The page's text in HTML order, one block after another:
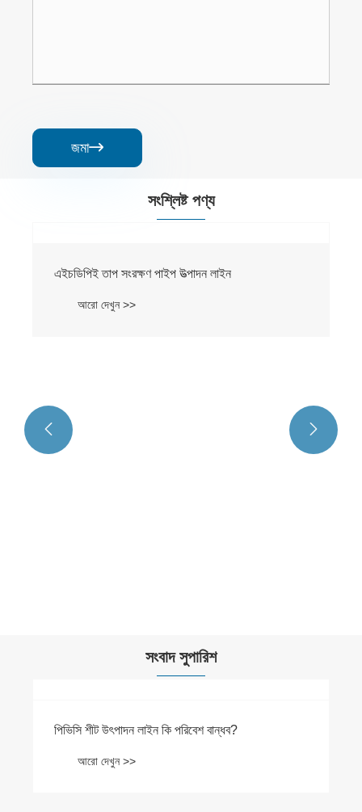
জমা
সংশ্লিষ্ট পণ্য
এইচডিপিই তাপ সংরক্ষণ পাইপ উত্পাদন লাইন
আরো দেখুন >>
 
সংবাদ সুপারিশ
পিভিসি শীট উৎপাদন লাইন কি পরিবেশ বান্ধব?
আরো দেখুন >>